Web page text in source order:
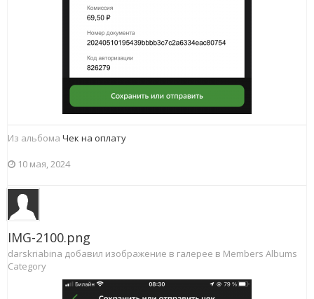
Из альбома Чек на оплату
10 мая, 2024
IMG-2100.png
darskriabina добавил изображение в галерее в Members Albums
Category